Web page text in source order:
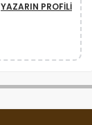
YAZARIN PROFILI